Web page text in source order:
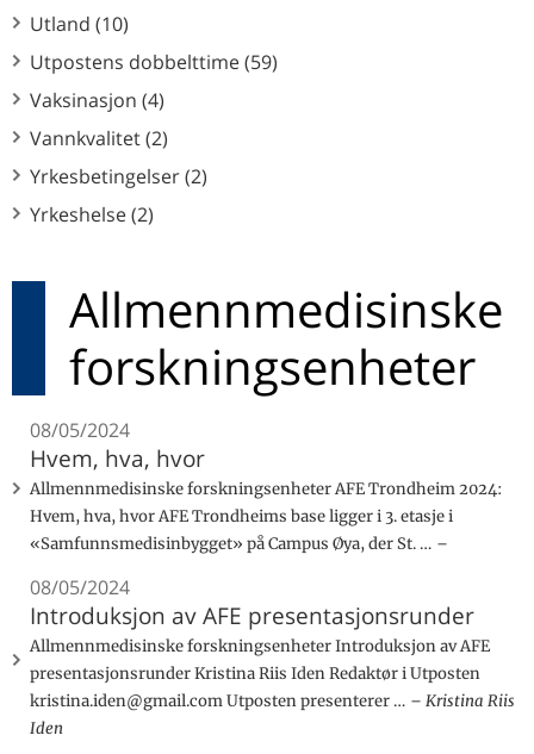
Utland (10)
Utpostens dobbelttime (59)
Vaksinasjon (4)
Vannkvalitet (2)
Yrkesbetingelser (2)
Yrkeshelse (2)
Allmennmedisinske
forskningsenheter
08/05/2024
Hvem, hva, hvor
Allmennmedisinske forskningsenheter AFE Trondheim 2024:
Hvem, hva, hvor AFE Trondheims base ligger i 3. etasje i
«Samfunnsmedisinbygget» på Campus Øya, der St. …
08/05/2024
Introduksjon av AFE presentasjonsrunder
Allmennmedisinske forskningsenheter Introduksjon av AFE
presentasjonsrunder Kristina Riis Iden Redaktør i Utposten
kristina.iden@gmail.com Utposten presenterer …
Kristina Riis
Iden